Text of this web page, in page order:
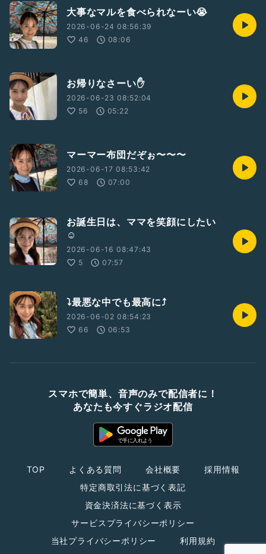
大事なマルを食べられなーい😭
2026-06-24 08:56:39
46
08:06
お帰りなさーい✋
2026-06-23 08:52:04
56
05:22
マーマー布団だぞぉ〜〜〜
2026-06-17 08:53:42
68
07:00
お誕生日は、ママを笑顔にしたい
☺️
2026-06-16 08:47:43
5
07:57
⤵️最悪な中でも最高に⤴️
2026-06-02 08:54:23
66
06:53
スマホで簡単、音声のみで配信者に！
あなたも今すぐラジオ配信
TOP よくある質問 会社概要
採用情報
特定商取引法に基づく表記
資金決済法に基づく表示
サービスプライバシーポリシー
当社プライバシーポリシー
利用規約